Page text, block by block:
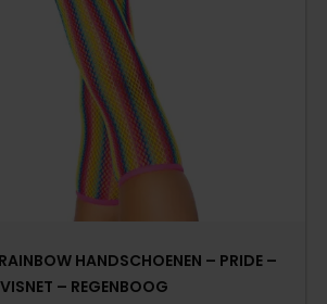
HANDSCHOENEN – PRIDE –
VISNET – REGENBOOG